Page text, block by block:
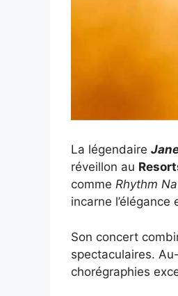
La légendaire
réveillon au
comme Rhythm
incarne
Son concert
spectaculaires.
chorégraphies